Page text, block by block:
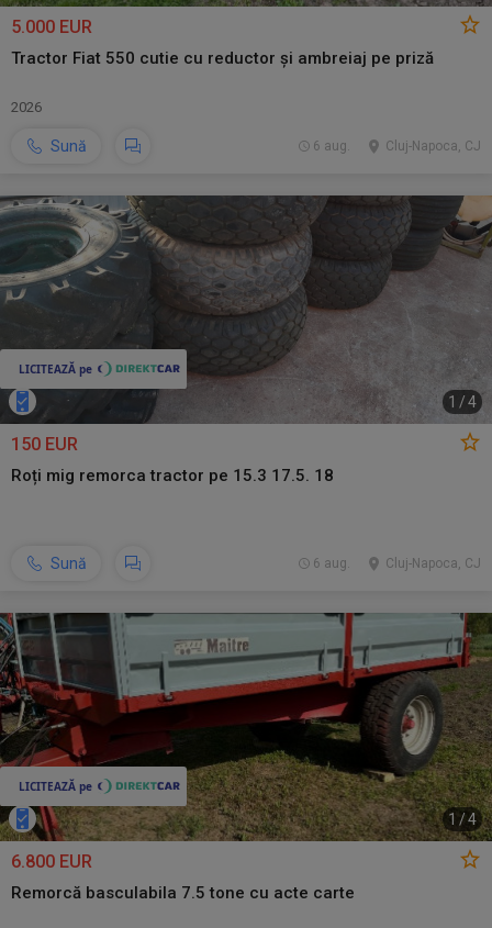
5.000 EUR
Tractor Fiat 550 cutie cu reductor și ambreiaj pe priză
2026
Sună Cluj-Napoca, CJ
6 aug.
1 /4
150 EUR
Roți mig remorca tractor pe 15.3 17.5. 18
Sună Cluj-Napoca, CJ
6 aug.
1 /4
6.800 EUR
Remorcă basculabila 7.5 tone cu acte carte